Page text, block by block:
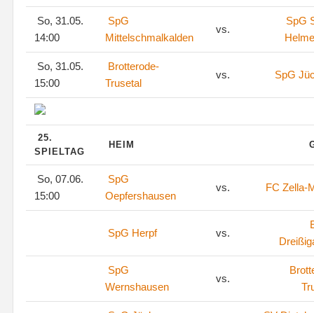
So, 31.05.
14:00
SpG
Mittelschmalkalden
vs.
SpG
So, 31.05.
15:00
Brotterode-
Trusetal
vs. SpG
25.
SPIELTAG
HEIM
So, 07.06.
15:00
SpG
Oepfershausen
vs. FC Zella-
SpG Herpf vs.
SpG
Wernshausen
vs.